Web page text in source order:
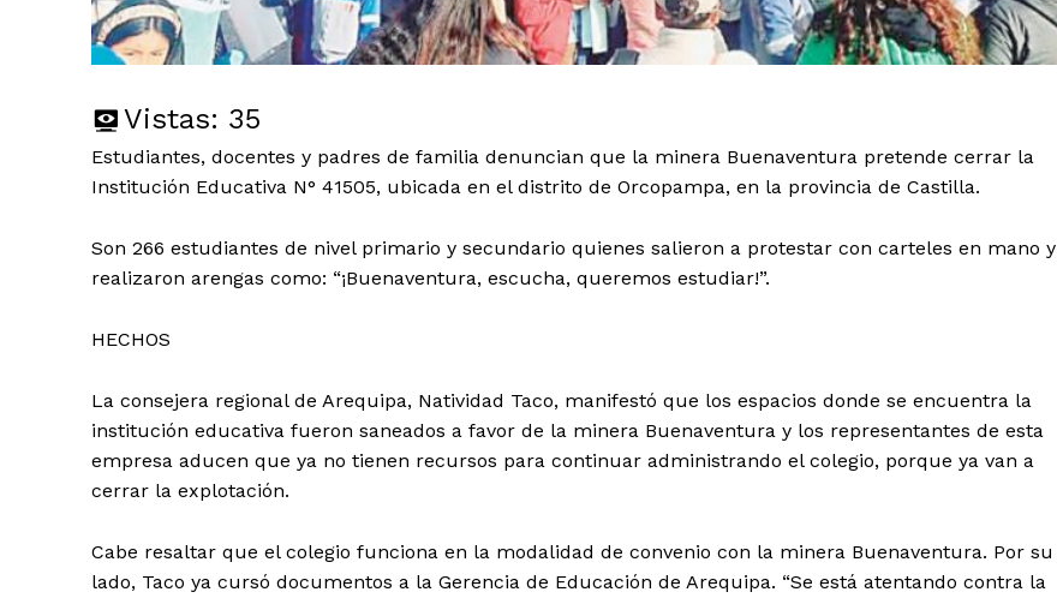
Vistas: 35
Estudiantes, docentes y padres de familia denuncian que la minera Buenaventura pretende cerrar la
Institución Educativa N° 41505, ubicada en el distrito de Orcopampa, en la provincia de Castilla.
Son 266 estudiantes de nivel primario y secundario quienes salieron a protestar con carteles en mano y
realizaron arengas como: “¡Buenaventura, escucha, queremos estudiar!”.
HECHOS
La consejera regional de Arequipa, Natividad Taco, manifestó que los espacios donde se encuentra la
institución educativa fueron saneados a favor de la minera Buenaventura y los representantes de esta
empresa aducen que ya no tienen recursos para continuar administrando el colegio, porque ya van a
cerrar la explotación.
Cabe resaltar que el colegio funciona en la modalidad de convenio con la minera Buenaventura. Por su
lado, Taco ya cursó documentos a la Gerencia de Educación de Arequipa. “Se está atentando contra la